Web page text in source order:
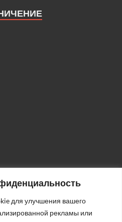
для улучшения вашего
рекламы или